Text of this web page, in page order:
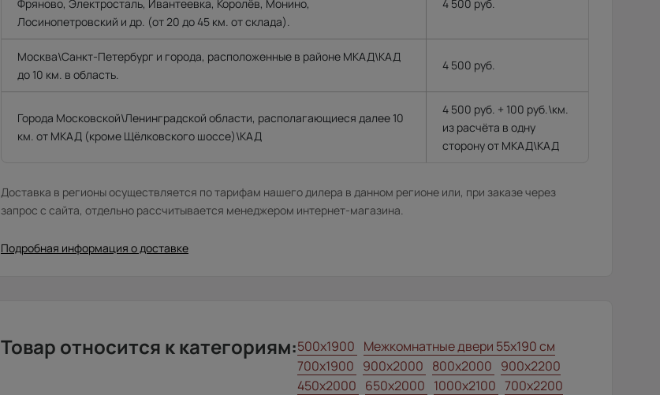
Фряново, Электросталь, Ивантеевка, Королёв, Монино,
Лосинопетровский и др. (от 20 до 45 км. от склада).
4 500 руб.
Москва\Санкт-Петербург и города, расположенные в районе МКАД\КАД
до 10 км. в область.
4 500 руб.
Города Московской\Ленинградской области, располагающиеся далее 10
км. от МКАД (кроме Щёлковского шоссе)\КАД
4 500 руб. + 100 руб.\км.
из расчёта в одну
сторону от МКАД\КАД
Доставка в регионы осуществляется по тарифам нашего дилера в данном регионе или, при заказе через
запрос с сайта, отдельно рассчитывается менеджером интернет-магазина.
Подробная информация о доставке
Товар относится к категориям:500x1900 Межкомнатные двери 55х190 см
700x1900 900x2000 800x2000 900x2200
450x2000 650x2000 1000x2100 700x2200